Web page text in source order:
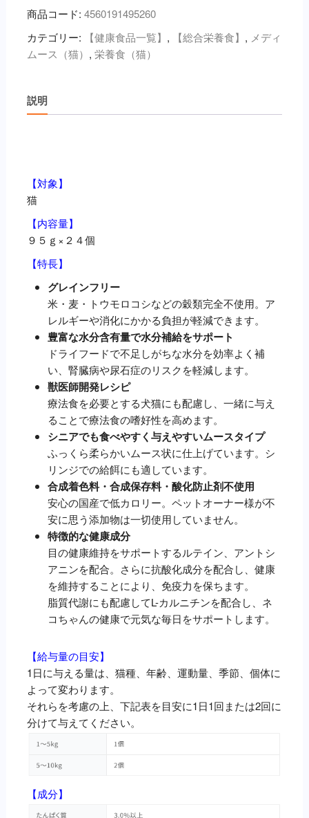
ス
〈猫
95g×
４
個
商品コード: ‎4560191495260
カテゴリー:
【健康食品一覧】 , 【総合栄養食】 , メディ
ムース（猫） , 栄養食（猫）
説明
【対象】
猫
【内容量】
９５ｇ×２４個
【特長】
グレインフリー
米・麦・トウモロコシなどの穀類完全不使用。ア
レルギーや消化にかかる負担が軽減できます。
豊富な水分含有量で水分補給をサポート
ドライフードで不足しがちな水分を効率よく補
い、腎臓病や尿石症のリスクを軽減します。
獣医師開発レシピ
療法食を必要とする犬猫にも配慮し、一緒に与え
ることで療法食の嗜好性を高めます。
シニアでも食べやすく与えやすいムースタイプ
ふっくら柔らかいムース状に仕上げています。シ
リンジでの給餌にも適しています。
合成着色料・合成保存料・酸化防止剤不使用
安心の国産で低カロリー。ペットオーナー様が不
安に思う添加物は一切使用していません。
特徴的な健康成分
目の健康維持をサポートするルテイン、アントシ
アニンを配合。さらに抗酸化成分を配合し、健康
を維持することにより、免疫力を保ちます。
脂質代謝にも配慮してL-カルニチンを配合し、ネ
コちゃんの健康で元気な毎日をサポートします。
【給与量の目安】
1日に与える量は、猫種、年齢、運動量、季節、個体に
よって変わります。
それらを考慮の上、下記表を目安に1日1回または2回に
分けて与えてください。
【成分】